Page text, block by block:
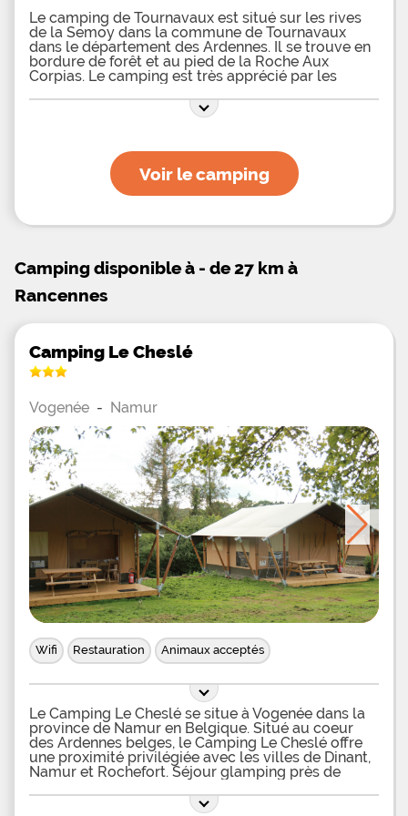
Le camping de Tournavaux est situé sur les rives
de la Semoy dans la commune de Tournavaux
dans le département des Ardennes. Il se trouve en
bordure de forêt et au pied de la Roche Aux
Corpias. Le camping est très apprécié par les
Voir le camping
Camping disponible à - de 27 km à
Rancennes
Camping Le Cheslé
Vogenée - Namur
Wifi Restauration Animaux acceptés
Le Camping Le Cheslé se situe à Vogenée dans la
province de Namur en Belgique. Situé au coeur
des Ardennes belges, le Camping Le Cheslé offre
une proximité privilégiée avec les villes de Dinant,
Namur et Rochefort. Séjour glamping près de
province de Namur invite ses vacanciers à passer